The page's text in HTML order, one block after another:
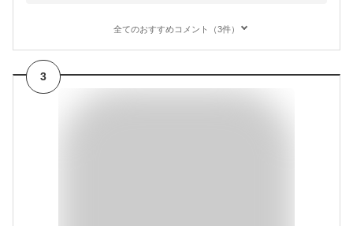
全てのおすすめコメント（3件）
3